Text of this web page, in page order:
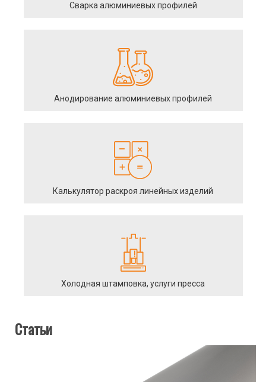
Сварка алюминиевых профилей
Анодирование алюминиевых профилей
Калькулятор раскроя линейных изделий
Холодная штамповка, услуги пресса
Статьи